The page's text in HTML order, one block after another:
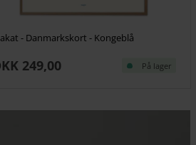
- Danmarkskort - Kongeblå
249,00 På lager